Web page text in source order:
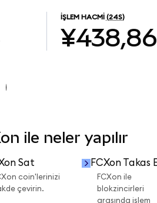
İŞLEM HACMI (24S)
ile neler yapılır
Sat
coin'lerinizi
çevirin.
FCXon Takas
FCXon ile
blokzincirleri
arasında işlem